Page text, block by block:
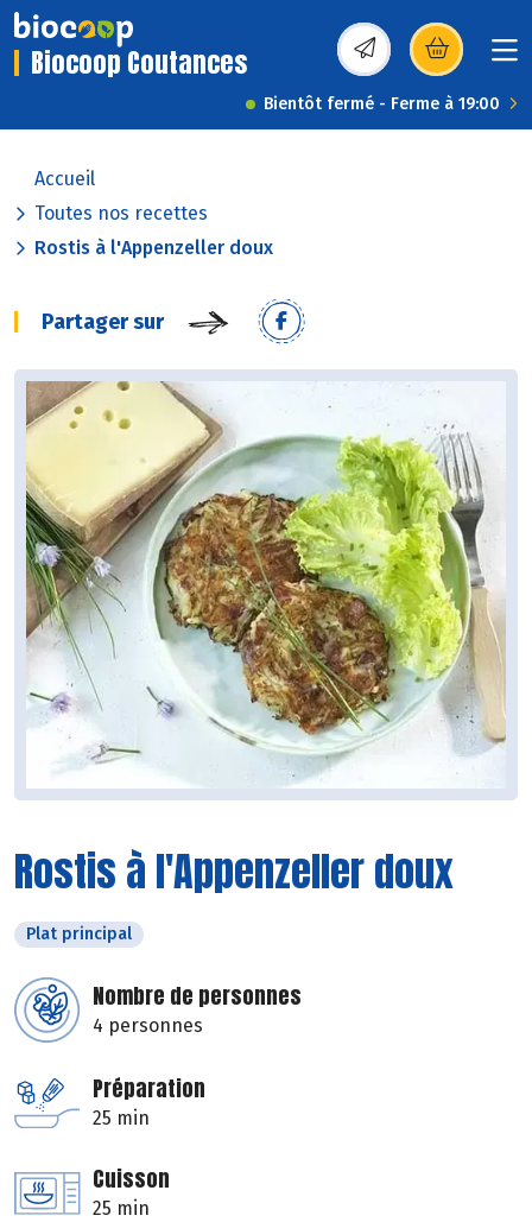
Biocoop Coutances (s’ouvre dans une
Bientôt fermé - Ferme à 19:00
Accueil
Toutes nos recettes
Rostis à l'Appenzeller doux
Partager sur
Rostis à l'Appenzeller doux
Plat principal
Nombre de personnes
4 personnes
Préparation
25 min
Cuisson
25 min